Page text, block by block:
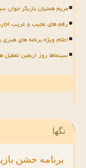
مریم همتیان بازیگر جوان
رقم های عجیب و غریب
اعلام ویژه برنامه های
سینماها روز اربعین تعطیل
تگها
برنامه جشن